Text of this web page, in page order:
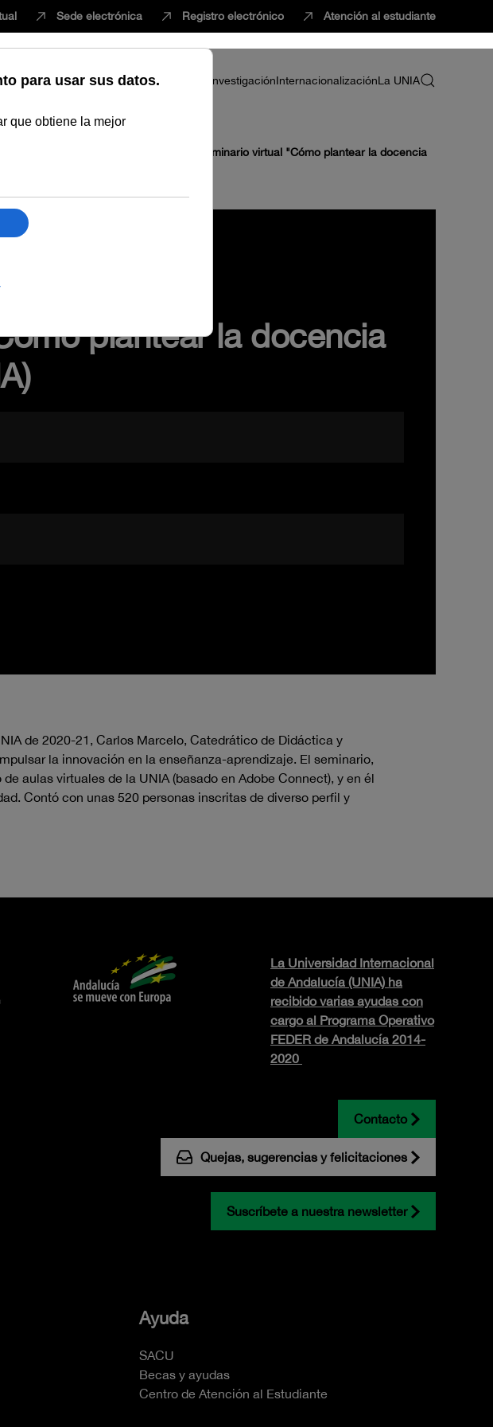
Sede electrónica Registro electrónico Atención al estudiante
InnovaciónVida universitariaProfesorado InvestigaciónInternacionalizaciónLa UNIA
Grabación del seminario virtual "Cómo plantear la docencia
innovación
plantear la docencia
de 2020-21, Carlos Marcelo, Catedrático de Didáctica y
la innovación en la enseñanza-aprendizaje. El seminario,
aulas virtuales de la UNIA (basado en Adobe Connect), y en él
Contó con unas 520 personas inscritas de diverso perfil y
La Universidad Internacional
de Andalucía (UNIA) ha
recibido varias ayudas con
cargo al Programa Operativo
FEDER de Andalucía 2014-
2020
Contacto
Quejas, sugerencias y felicitaciones
Suscríbete a nuestra newsletter
Ayuda
SACU
Becas y ayudas
Centro de Atención al Estudiante